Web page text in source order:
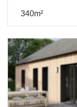
340m²